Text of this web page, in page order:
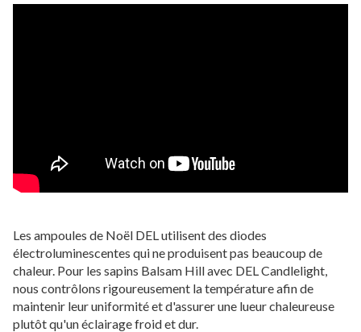
Les ampoules de Noël DEL utilisent des diodes
électroluminescentes qui ne produisent pas beaucoup de
chaleur. Pour les sapins Balsam Hill avec DEL Candlelight,
nous contrôlons rigoureusement la température afin de
maintenir leur uniformité et d'assurer une lueur chaleureuse
plutôt qu'un éclairage froid et dur.